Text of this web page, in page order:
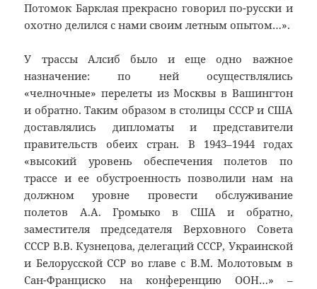
Потомок Барклая прекрасно говорил по-русски и
охотно делился с нами своим летным опытом…».
У трассы Алсиб было и еще одно важное
назначение: по ней осуществлялись
«челночные» перелеты из Москвы в Вашингтон
и обратно. Таким образом в столицы СССР и США
доставлялись дипломаты и представители
правительств обеих стран. В 1943–1944 годах
«высокий уровень обеспечения полетов по
трассе и ее обустроенность позволили нам на
должном уровне провести обслуживание
полетов А.А. Громыко в США и обратно,
заместителя председателя Верховного Совета
СССР В.В. Кузнецова, делегаций СССР, Украинской
и Белорусской ССР во главе с В.М. Молотовым в
Сан-Франциско на конференцию ООН…» –